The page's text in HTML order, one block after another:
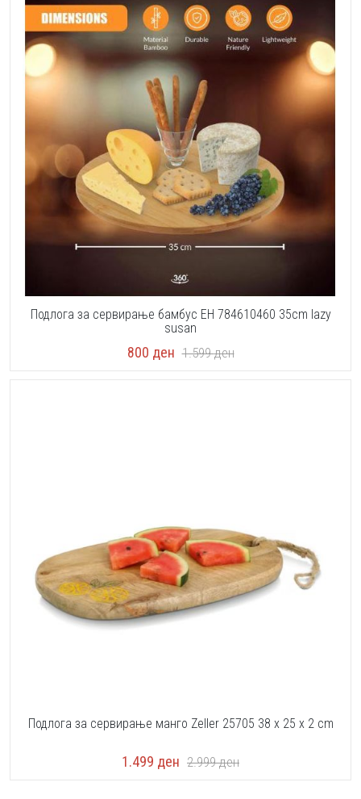
Подлога за сервирање бамбус EH 784610460 35cm lazy
susan
800 ден 1.599ден
Подлога за сервирање манго Zeller 25705 38 x 25 x 2 cm
1.499 ден 2.999ден